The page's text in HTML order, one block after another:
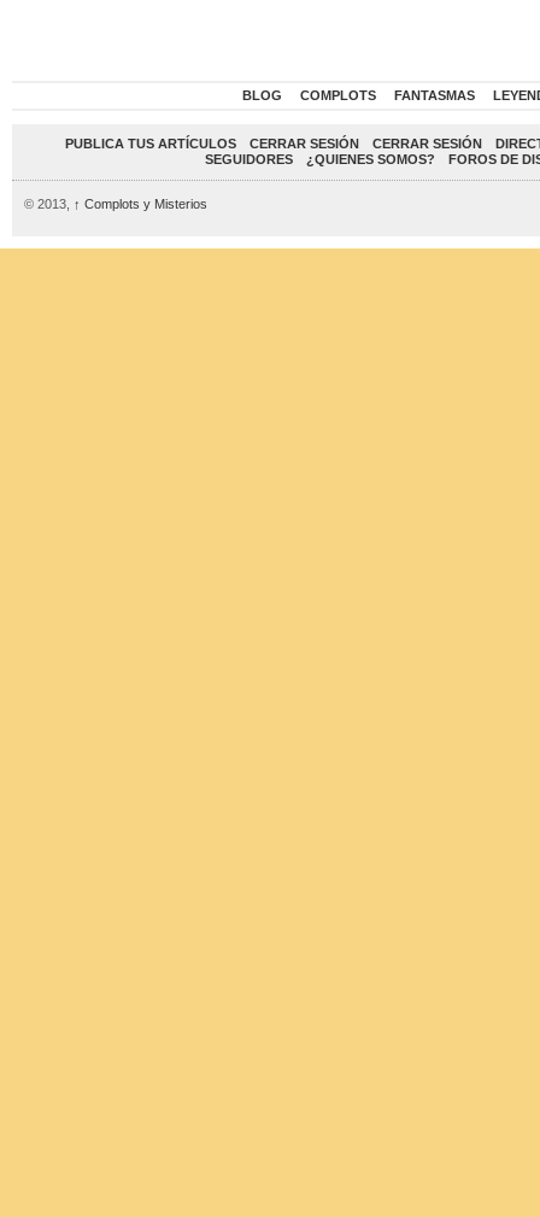
BLOG COMPLOTS FANTASMAS
PUBLICA TUS ARTÍCULOS CERRAR SESIÓN CERRAR SESIÓN
SEGUIDORES
¿QUIENES SOMOS? FOROS DE
© 2013, ↑ Complots y Misterios